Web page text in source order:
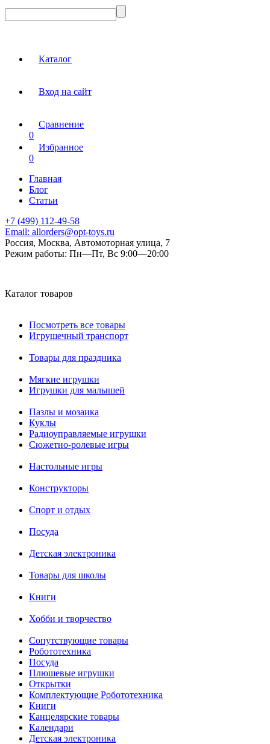
Каталог
Вход на сайт
Сравнение
0
Избранное
0
Главная
Блог
Статьи
+7 (499) 112-49-58
Email: allorders@opt-toys.ru
Россия, Москва, Автомоторная улица, 7
Режим работы: Пн—Пт, Вс 9:00—20:00
Каталог товаров
Посмотреть все товары
Игрушечный транспорт
Товары для праздника
Мягкие игрушки
Игрушки для малышей
Пазлы и мозаика
Куклы
Радиоуправляемые игрушки
Сюжетно-ролевые игры
Настольные игры
Конструкторы
Спорт и отдых
Посуда
Детская электроника
Товары для школы
Книги
Хобби и творчество
Сопутствующие товары
Робототехника
Посуда
Плюшевые игрушки
Открытки
Комплектующие Робототехника
Книги
Канцелярские товары
Календари
Детская электроника